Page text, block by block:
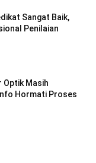
Sangat Baik,
Penilaian
Optik Masih
Hormati Proses